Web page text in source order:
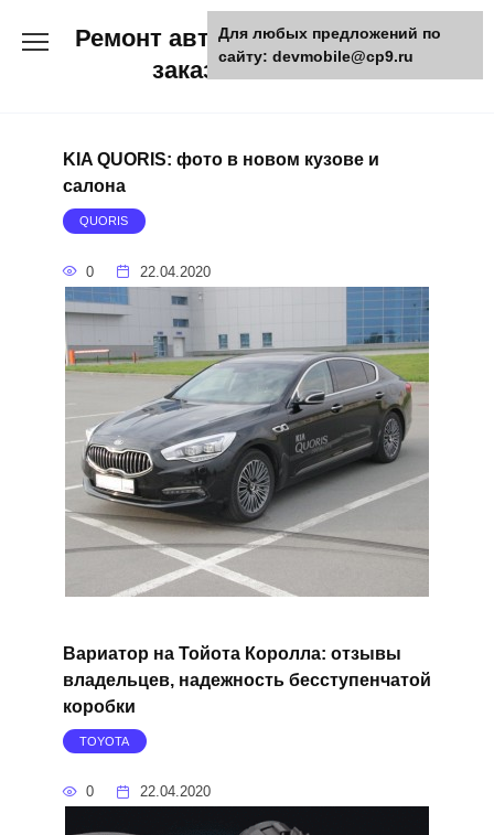
Ремонт авто и мото техники,
заказ запчастей
KIA QUORIS: фото в новом кузове и
салона
QUORIS
0 22.04.2020
Вариатор на Тойота Королла: отзывы
владельцев, надежность бесступенчатой
коробки
TOYOTA
0 22.04.2020
Для любых предложений по
сайту: devmobile@cp9.ru